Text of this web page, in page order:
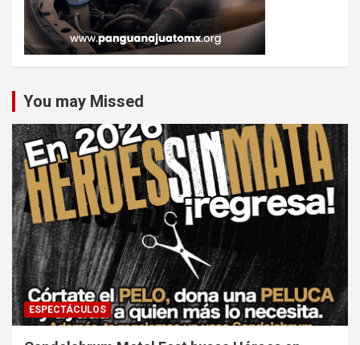
You may Missed
ESPECTÁCULOS